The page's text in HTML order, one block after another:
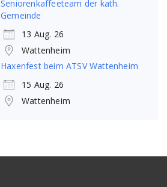
Seniorenkaffeeteam der kath.
Gemeinde
13 Aug. 26
Wattenheim
Haxenfest beim ATSV Wattenheim
15 Aug. 26
Wattenheim